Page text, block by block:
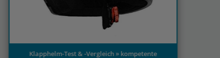
INTERESSANTES